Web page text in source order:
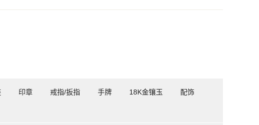
印章 戒指/扳指 手牌 18K金镶玉 配饰